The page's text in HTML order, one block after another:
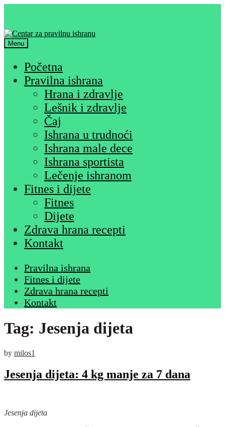
Menu
Početna
Pravilna ishrana
Hrana i zdravlje
Lešnik i zdravlje
Čaj
Ishrana u trudnoći
Ishrana male dece
Ishrana sportista
Lečenje ishranom
Fitnes i dijete
Fitnes
Dijete
Zdrava hrana recepti
Kontakt
Pravilna ishrana
Fitnes i dijete
Zdrava hrana recepti
Kontakt
Tag: Jesenja dijeta
by milos1
Jesenja dijeta: 4 kg manje za 7 dana
Jesenja dijeta